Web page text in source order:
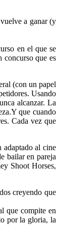
a ganar (y
en el que se
concurso que es
(con un papel
Usando
alcanzar. La
Y que cuando
Cada vez que
adaptado al cine
bailar en pareja
Shoot Horses,
creyendo que
que compite en
por la gloria, la